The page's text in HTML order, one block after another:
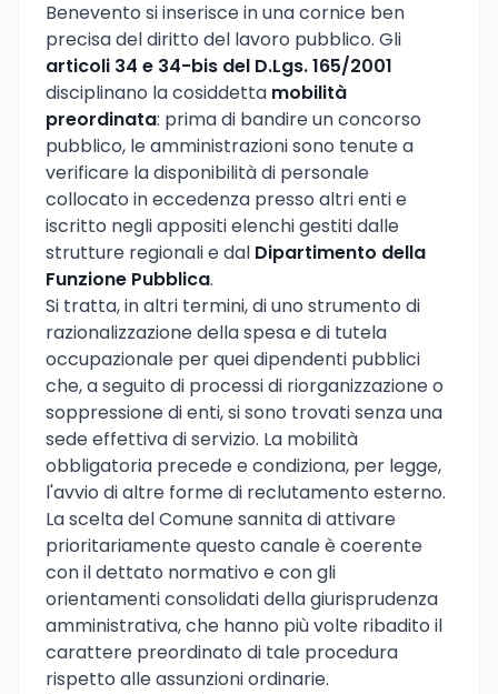
Benevento si inserisce in una cornice ben
precisa del diritto del lavoro pubblico. Gli
articoli 34 e 34-bis del D.Lgs. 165/2001
disciplinano la cosiddetta mobilità
preordinata: prima di bandire un concorso
pubblico, le amministrazioni sono tenute a
verificare la disponibilità di personale
collocato in eccedenza presso altri enti e
iscritto negli appositi elenchi gestiti dalle
strutture regionali e dal Dipartimento della
Funzione Pubblica.
Si tratta, in altri termini, di uno strumento di
razionalizzazione della spesa e di tutela
occupazionale per quei dipendenti pubblici
che, a seguito di processi di riorganizzazione o
soppressione di enti, si sono trovati senza una
sede effettiva di servizio. La mobilità
obbligatoria precede e condiziona, per legge,
l'avvio di altre forme di reclutamento esterno.
La scelta del Comune sannita di attivare
prioritariamente questo canale è coerente
con il dettato normativo e con gli
orientamenti consolidati della giurisprudenza
amministrativa, che hanno più volte ribadito il
carattere preordinato di tale procedura
rispetto alle assunzioni ordinarie.